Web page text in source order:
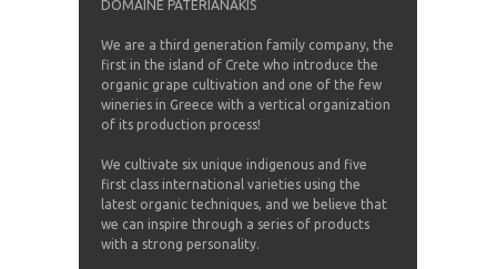
DOMAINE PATERIANAKIS
We are a third generation family company, the
first in the island of Crete who introduce the
organic grape cultivation and one of the few
wineries in Greece with a vertical organization
of its production process!
We cultivate six unique indigenous and five
first class international varieties using the
latest organic techniques, and we believe that
we can inspire through a series of products
with a strong personality.